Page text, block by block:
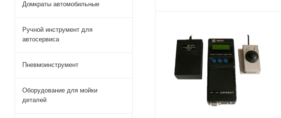
Домкраты автомобильные
Ручной инструмент для
автосервиса
Пневмоинструмент
Оборудование для мойки
деталей